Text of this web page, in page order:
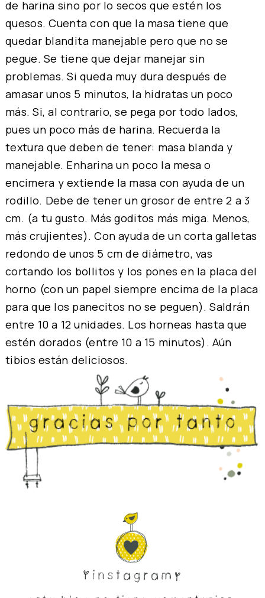
de harina sino por lo secos que estén los
quesos. Cuenta con que la masa tiene que
quedar blandita manejable pero que no se
pegue. Se tiene que dejar manejar sin
problemas. Si queda muy dura después de
amasar unos 5 minutos, la hidratas un poco
más. Si, al contrario, se pega por todo lados,
pues un poco más de harina. Recuerda la
textura que deben de tener: masa blanda y
manejable. Enharina un poco la mesa o
encimera y extiende la masa con ayuda de un
rodillo. Debe de tener un grosor de entre 2 a 3
cm. (a tu gusto. Más goditos más miga. Menos,
más crujientes). Con ayuda de un corta galletas
redondo de unos 5 cm de diámetro, vas
cortando los bollitos y los pones en la placa del
horno (con un papel siempre encima de la placa
para que los panecitos no se peguen). Saldrán
entre 10 a 12 unidades. Los horneas hasta que
estén dorados (entre 10 a 15 minutos). Aún
tibios están deliciosos.